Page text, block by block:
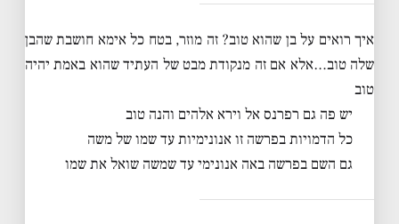
איך רואים על בן שהוא טוב? זה מוזר, בטח כל אימא חושבת שהבן
שלה טוב…אלא אם זה מנקודת מבט של העתיד שהוא באמת יהיה
טוב
יש פה גם רפרנס אל וירא אלהים והנה טוב
כל הדמויות בפרשה זו אנונימיות עד שמו של משה
גם השם בפרשה באה אנונימי עד שמשה שואל את שמו